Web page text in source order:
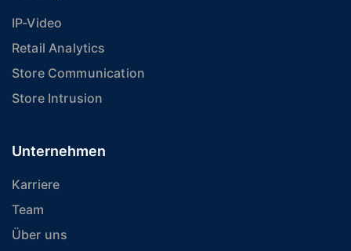
IP-Video
Retail Analytics
Store Communication
Store Intrusion
Unternehmen
Karriere
Team
Über uns